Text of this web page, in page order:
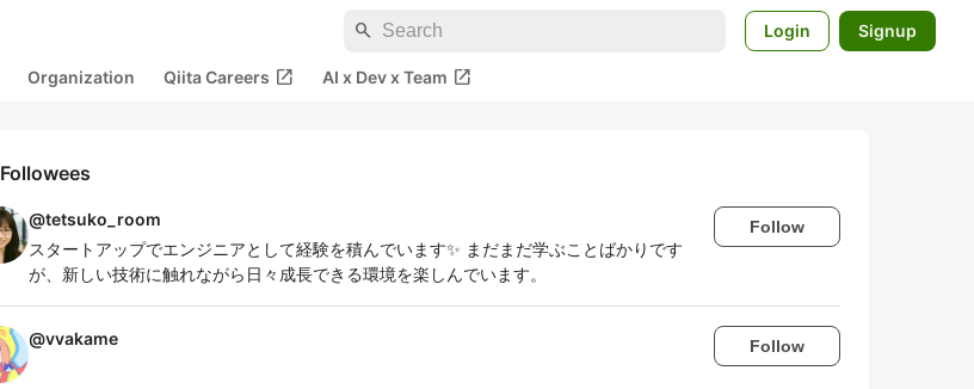
search Login Signup
Organization Qiita Careers open_in_new AI x Dev x Team open_in_new
Followees
@tetsuko_room
スタートアップでエンジニアとして経験を積んでいます✨ まだまだ学ぶことばかりです
が、新しい技術に触れながら日々成長できる環境を楽しんでいます。
Follow
@vvakame Follow